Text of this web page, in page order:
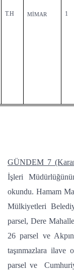
T.H MİMAR 1
GÜNDEM 7
İşleri
okundu. Hamam
Mülkiyetleri
parsel, Dere
26 parsel ve
taşınmazlara
parsel ve